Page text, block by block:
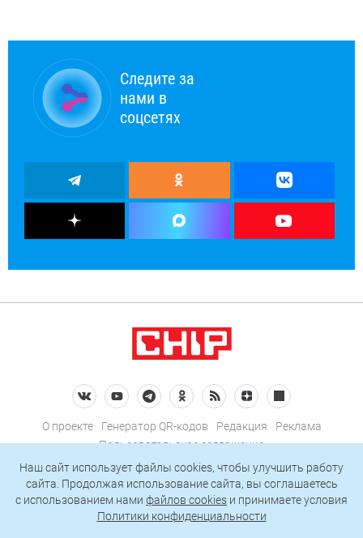
Следите за
нами в
соцсетях
О проекте Генератор QR-кодов Редакция
Реклама
Пользовательское соглашение
Политика конфиденциальности
Подписаться на рассылку
Наш сайт использует файлы cookies, чтобы улучшить работу
сайта. Продолжая использование сайта, вы соглашаетесь
c использованием нами файлов cookies и принимаете условия
Политики конфиденциальности